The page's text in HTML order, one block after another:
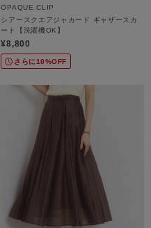
OPAQUE.CLIP
シアースクエアジャカード ギャザースカ
ート【洗濯機OK】
¥8,800
さらに10%OFF